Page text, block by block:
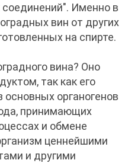
соединений". Именно в
вин от других
на спирте.
вина? Оно
так как его
органогенов
принимающих
и обмене
ценнейшими
и другими